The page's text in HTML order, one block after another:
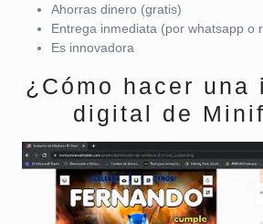
Ahorras dinero (gratis)
Entrega inmediata (por whatsapp o
Es innovadora
¿Cómo hacer una
digital de